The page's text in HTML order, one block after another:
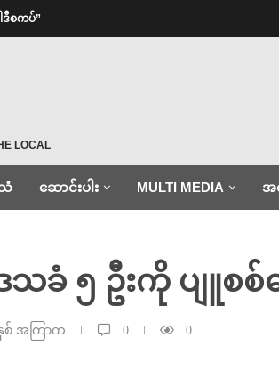
ဒီစကပ်”
LOCAL
ဆောင်းပါး MULTI MEDIA အ
ခံ ၅ ဦးကို ပျူစစ်က
စ် အကြာက 0 0